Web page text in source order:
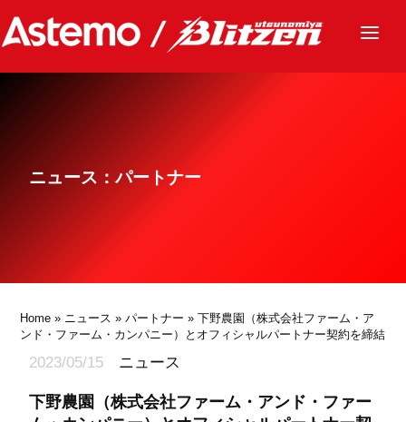
ニュース
グッズ
ニュース：パートナー
Home » ニュース »パートナー » 下野農園（株式会社ファーム・ア
ンド・ファーム・カンパニー）とオフィシャルパートナー契約を締結
2023/05/15 ニュース
下野農園（株式会社ファーム・アンド・ファー